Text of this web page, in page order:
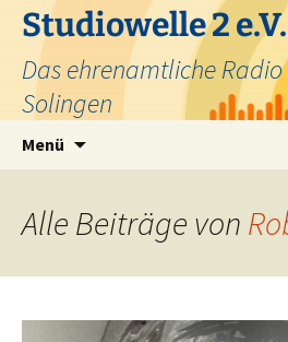
Zum
Inhalt
springen
Studiowelle 2 e.V.
Das ehrenamtliche
Solingen
Menü
Alle Beiträge von